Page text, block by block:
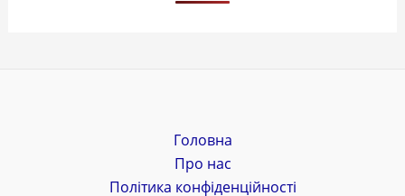
Головна
Про нас
Політика конфіденційності